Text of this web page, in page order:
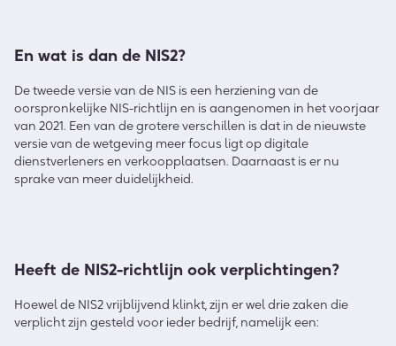
En wat is dan de NIS2?
De tweede versie van de NIS is een herziening van de
oorspronkelijke NIS-richtlijn en is aangenomen in het voorjaar
van 2021. Een van de grotere verschillen is dat in de nieuwste
versie van de wetgeving meer focus ligt op digitale
dienstverleners en verkoopplaatsen. Daarnaast is er nu
sprake van meer duidelijkheid.
Heeft de NIS2-richtlijn ook verplichtingen?
Hoewel de NIS2 vrijblijvend klinkt, zijn er wel drie zaken die
verplicht zijn gesteld voor ieder bedrijf, namelijk een: